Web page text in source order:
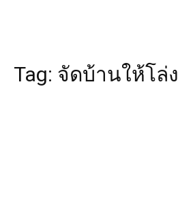
Tag: จัดบ้านให้โล่ง